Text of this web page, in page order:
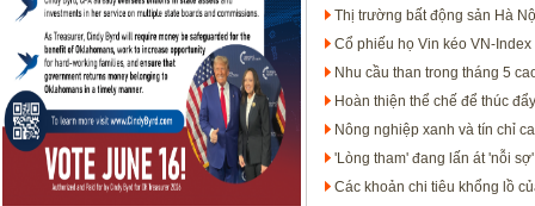
Thị trường bất động sản Hà
Cổ phiếu họ Vin kéo VN-
Nhu cầu than trong tháng 5
Hoàn thiện thể chế để thúc
Nông nghiệp xanh và tín chỉ
'Lòng tham' đang lấn át 'nỗi
Các khoản chi tiêu khổng lồ